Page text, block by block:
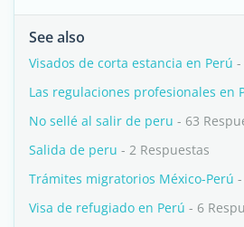
See also
Visados de corta estancia en Perú -
Las regulaciones profesionales en
No sellé al salir de peru - 63
Salida de peru - 2 Respuestas
Trámites migratorios México-Perú
Visa de refugiado en Perú - 6